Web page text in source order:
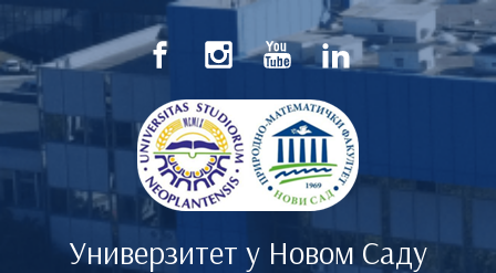
Скип то маин цонтент
Универзитет у Новом Саду